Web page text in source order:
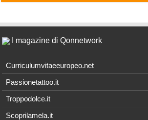
I magazine di Qonnetwork
Curriculumvitaeeuropeo.net
Passionetattoo.it
Troppodolce.it
Scoprilamela.it